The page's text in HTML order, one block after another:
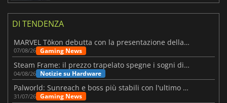
DI TENDENZA
MARVEL Tōkon debutta con la presentazione della roadmap per il primo anno
07/08/26 Gaming News
Steam Frame: il prezzo trapelato spegne i sogni di un VR economico
04/08/26 Notizie su Hardware
Palworld: Sunreach e boss più stabili con l'ultimo update
31/07/26 Gaming News